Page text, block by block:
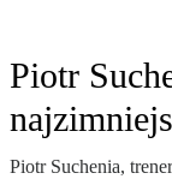
Piotr
Piotr Suchenia,